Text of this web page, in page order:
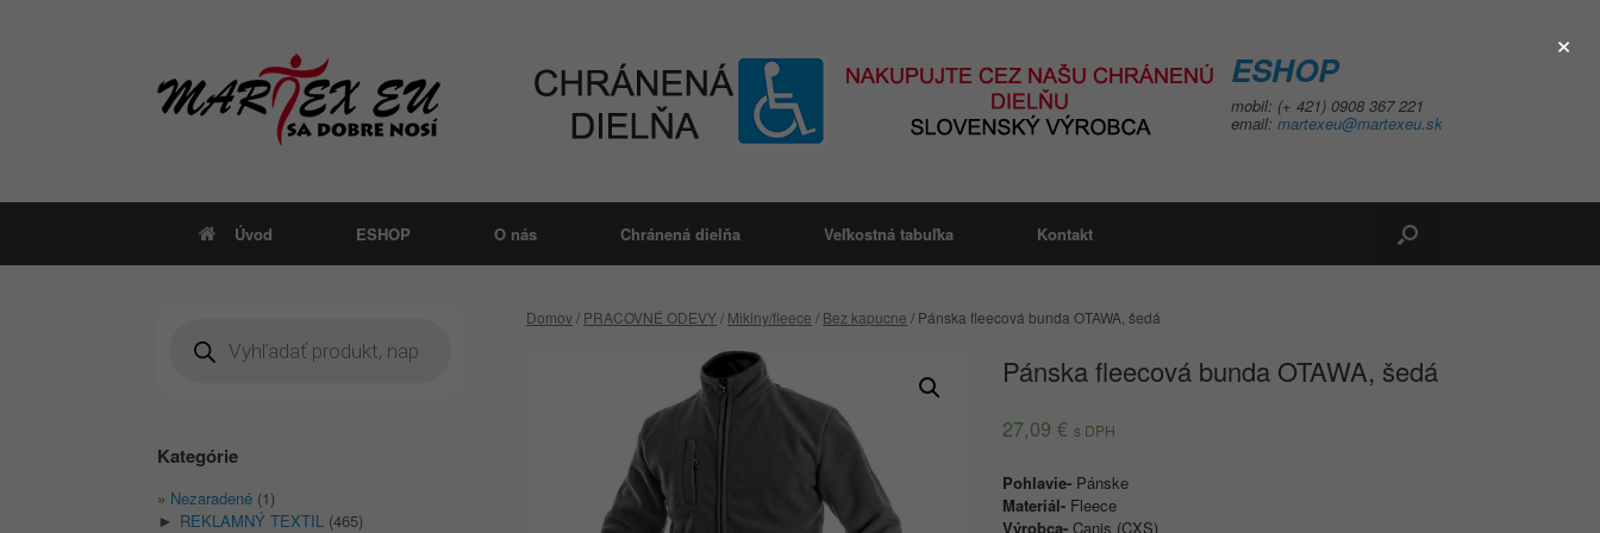
ESHOP
mobil: (+ 421) 0908 367 221
email: martexeu@martexeu.sk
Úvod ESHOP O nás Chránená dielňa Veľkostná tabuľka Kontakt
Domov/ PRACOVNÉ ODEVY/ Mikiny/fleece / Bez kapucne / Pánska fleecová bunda OTAWA, šedá
Pánska fleecová bunda OTAWA, šedá
27,09€ s DPH
Pohlavie- Pánske
Materiál- Fleece
Výrobca-Canis (CXS)
search
Kategórie
Nezaradené (1)
► REKLAMNÝ TEXTIL (465)
×